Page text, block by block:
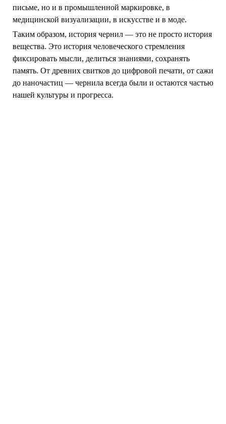
письме, но и в промышленной маркировке, в
медицинской визуализации, в искусстве и в моде.
Таким образом, история чернил — это не просто история
вещества. Это история человеческого стремления
фиксировать мысли, делиться знаниями, сохранять
память. От древних свитков до цифровой печати, от сажи
до наночастиц — чернила всегда были и остаются частью
нашей культуры и прогресса.